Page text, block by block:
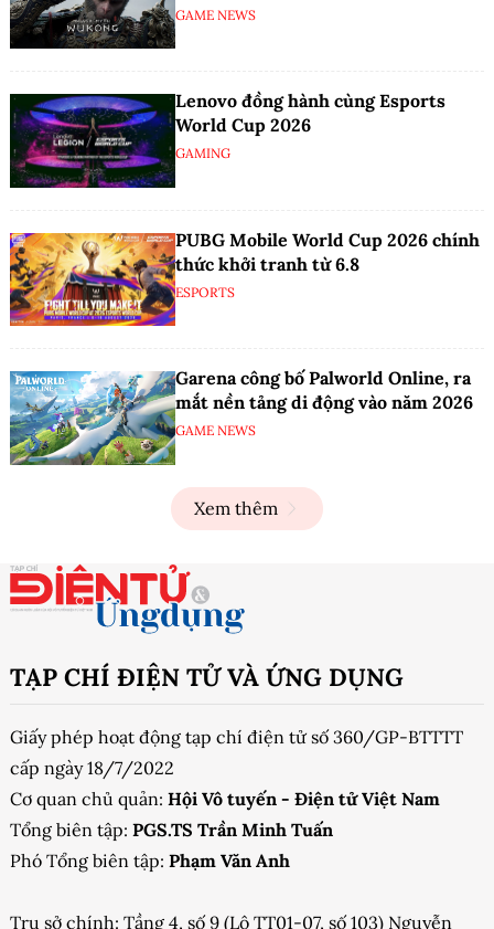
GAME NEWS
Lenovo đồng hành cùng Esports
World Cup 2026
GAMING
PUBG Mobile World Cup 2026 chính
thức khởi tranh từ 6.8
ESPORTS
Garena công bố Palworld Online, ra
mắt nền tảng di động vào năm 2026
GAME NEWS
Xem thêm
TẠP CHÍ ĐIỆN TỬ VÀ ỨNG DỤNG
Giấy phép hoạt động tạp chí điện tử số 360/GP-BTTTT
cấp ngày 18/7/2022
Cơ quan chủ quản: Hội Vô tuyến - Điện tử Việt Nam
Tổng biên tập: PGS.TS Trần Minh Tuấn
Phó Tổng biên tập: Phạm Văn Anh
Trụ sở chính: Tầng 4, số 9 (Lô TT01-07, số 103) Nguyễn